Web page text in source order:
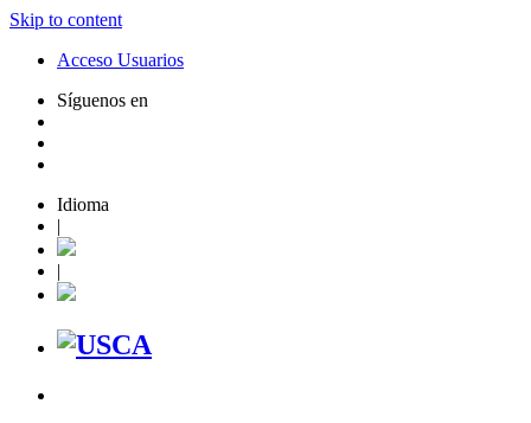
Skip to content
Acceso Usuarios
Síguenos en
Idioma
|
|